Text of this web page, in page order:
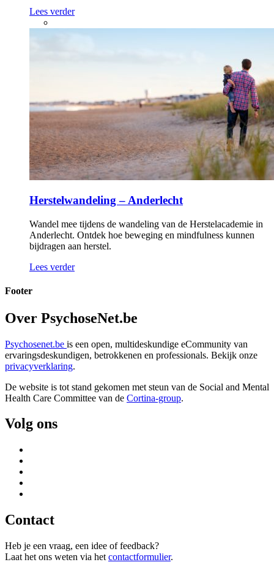
Lees verder
Herstelwandeling – Anderlecht
Wandel mee tijdens de wandeling van de Herstelacademie in
Anderlecht. Ontdek hoe beweging en mindfulness kunnen
bijdragen aan herstel.
Lees verder
Footer
Over PsychoseNet.be
Psychosenet.be is een open, multideskundige eCommunity van
ervaringsdeskundigen, betrokkenen en professionals. Bekijk onze
privacyverklaring.
De website is tot stand gekomen met steun van de Social and Mental
Health Care Committee van de Cortina-group.
Volg ons
Contact
Heb je een vraag, een idee of feedback?
Laat het ons weten via het contactformulier.